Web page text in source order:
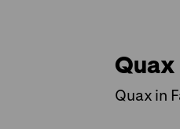
Quax
Quax in